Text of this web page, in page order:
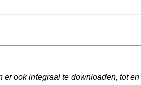
ook integraal te downloaden, tot en